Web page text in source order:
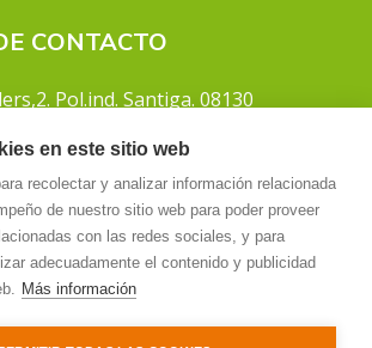
CONTACTO
Pol.ind. Santiga. 08130
93 560 25 51
.com
en este sitio web
recolectar y analizar información relacionada
de nuestro sitio web para poder proveer
con las redes sociales, y para
adecuadamente el contenido y publicidad
Más información